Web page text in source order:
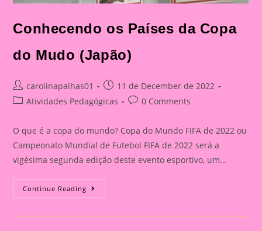
Conhecendo os Países da Copa
do Mudo (Japão)
Post
author:
carolinapalhas01
Post
published:
11 de December de 2022
PostAtividades Pedagógicas
Post0 Comments
O que é a copa do mundo? Copa do Mundo FIFA de 2022 ou
Campeonato Mundial de Futebol FIFA de 2022 será a
vigésima segunda edição deste evento esportivo, um…
Continue Reading Conhecendo
Os
Da